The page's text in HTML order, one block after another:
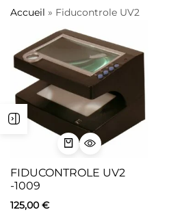
Accueil » Fiducontrole UV2
FIDUCONTROLE UV2
-1009
125,00 €